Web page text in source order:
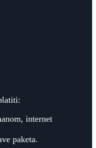
internet
paketa.